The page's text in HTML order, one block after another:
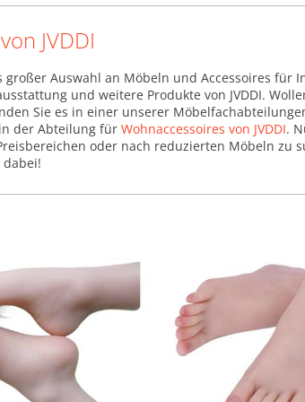
JVDDI
Auswahl an Möbeln und Accessoires
und weitere Produkte von JVDDI.
Sie es in einer unserer
der Abteilung für Wohnaccessoires von JVDDI.
oder nach reduzierten Möbeln zu